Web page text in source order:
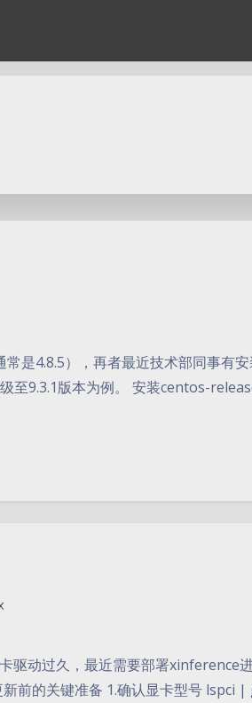
是4.8.5），再者最近技术部同事有
至9.3.1版本为例。 安装centos-
驱动过久，最近需要部署xinference
前的关键准备 1.确认显卡型号 lspci